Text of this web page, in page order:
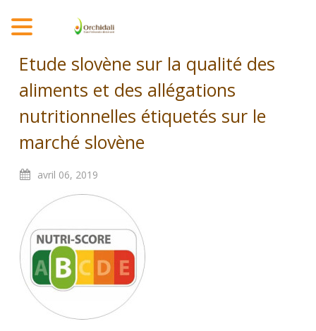
Etude slovène sur la qualité des
aliments et des allégations
nutritionnelles étiquetés sur le
marché slovène
avril 06, 2019